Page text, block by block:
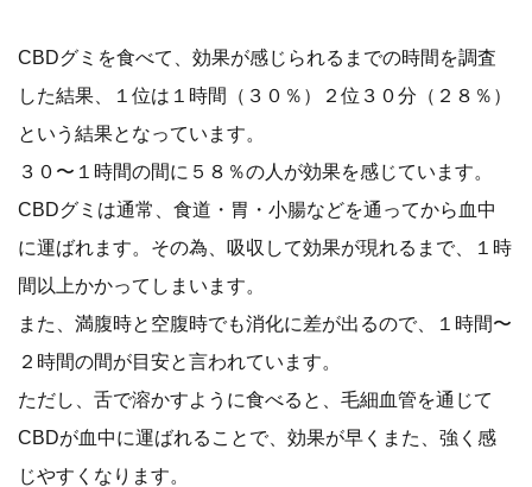
CBDグミを食べて、効果が感じられるまでの時間を調査
した結果、１位は１時間（３０％）２位３０分（２８％）
という結果となっています。
３０〜１時間の間に５８％の人が効果を感じています。
CBDグミは通常、食道・胃・小腸などを通ってから血中
に運ばれます。その為、吸収して効果が現れるまで、１時
間以上かかってしまいます。
また、満腹時と空腹時でも消化に差が出るので、１時間〜
２時間の間が目安と言われています。
ただし、舌で溶かすように食べると、毛細血管を通じて
CBDが血中に運ばれることで、効果が早くまた、強く感
じやすくなります。